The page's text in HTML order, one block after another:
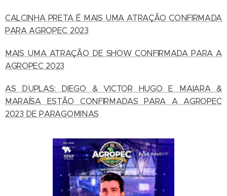
CALCINHA PRETA É MAIS UMA ATRAÇÃO CONFIRMADA
PARA AGROPEC 2023
MAIS UMA ATRAÇÃO DE SHOW CONFIRMADA PARA A
AGROPEC 2023
AS DUPLAS: DIEGO & VICTOR HUGO E MAIARA &
MARAÍSA ESTÃO CONFIRMADAS PARA A AGROPEC
2023 DE PARAGOMINAS